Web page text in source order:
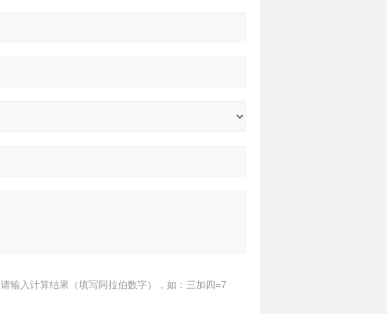
请输入计算结果（填写阿拉伯数字），如：三加四=7